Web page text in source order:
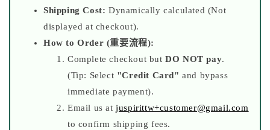
Shipping Cost: Dynamically calculated (Not
displayed at checkout).
How to Order (重要流程):
Complete checkout butDO NOT pay.
(Tip: Select "Credit Card" and bypass
immediate payment).
Email us atjuspirittw+customer@gmail.com
to confirm shipping fees.